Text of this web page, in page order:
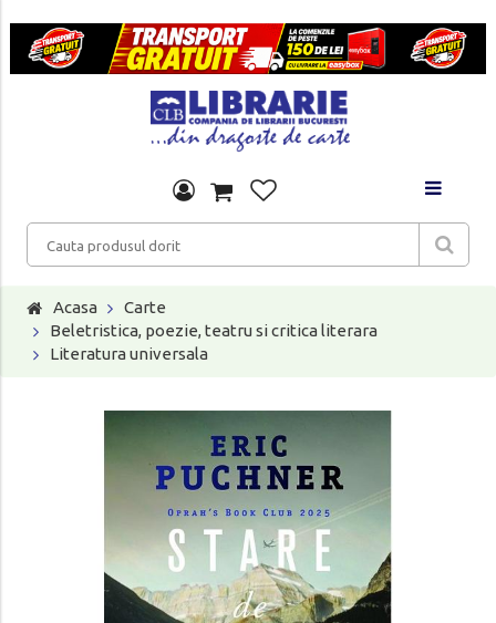
Acasa
Carte
Beletristica, poezie, teatru si critica literara
Literatura universala